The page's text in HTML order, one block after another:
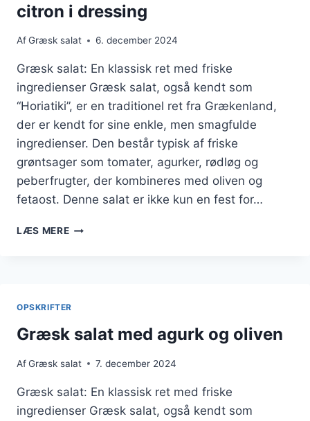
citron i dressing
AfGræsk salat 6. december 2024
Græsk salat: En klassisk ret med friske
ingredienser Græsk salat, også kendt som
“Horiatiki”, er en traditionel ret fra Grækenland,
der er kendt for sine enkle, men smagfulde
ingredienser. Den består typisk af friske
grøntsager som tomater, agurker, rødløg og
peberfrugter, der kombineres med oliven og
fetaost. Denne salat er ikke kun en fest for…
LÆS MEREGRÆSK
DRESSING
OPSKRIFTER
Græsk salat med agurk og oliven
AfGræsk salat 7. december 2024
Græsk salat: En klassisk ret med friske
ingredienser Græsk salat, også kendt som